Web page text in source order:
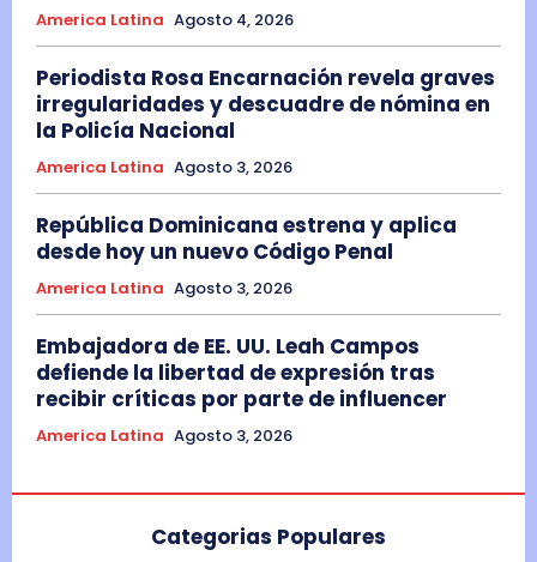
America Latina Agosto 4, 2026
Periodista Rosa Encarnación revela graves
irregularidades y descuadre de nómina en
la Policía Nacional
America Latina Agosto 3, 2026
República Dominicana estrena y aplica
desde hoy un nuevo Código Penal
America Latina Agosto 3, 2026
Embajadora de EE. UU. Leah Campos
defiende la libertad de expresión tras
recibir críticas por parte de influencer
America Latina Agosto 3, 2026
Categorias Populares